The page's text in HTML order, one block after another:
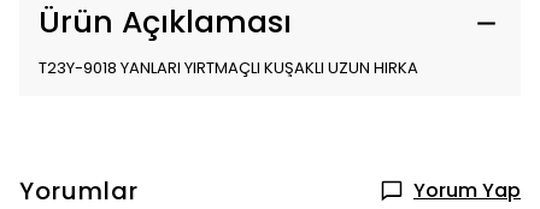
Ürün Açıklaması
T23Y-9018 YANLARI YIRTMAÇLI KUŞAKLI UZUN HIRKA
Yorumlar Yorum Yap